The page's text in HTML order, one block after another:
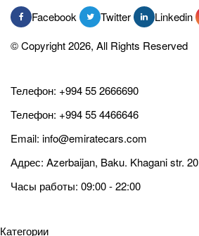
Facebook Twitter Linkedin
© Copyright 2026, All Rights Reserved
Телефон: +994 55 2666690
Телефон: +994 55 4466646
Email: info@emiratecars.com
Адрес: Azerbaijan, Baku. Khagani str. 20
Часы работы: 09:00 - 22:00
Категории